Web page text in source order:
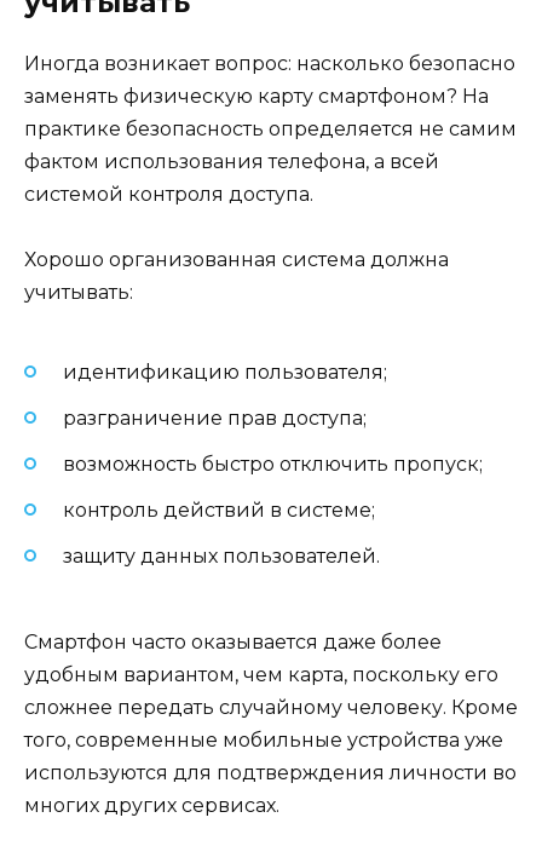
Иногда возникает вопрос: насколько безопасно
заменять физическую карту смартфоном? На
практике безопасность определяется не самим
фактом использования телефона, а всей
системой контроля доступа.
Хорошо организованная система должна
учитывать:
идентификацию пользователя;
разграничение прав доступа;
возможность быстро отключить пропуск;
контроль действий в системе;
защиту данных пользователей.
Смартфон часто оказывается даже более
удобным вариантом, чем карта, поскольку его
сложнее передать случайному человеку. Кроме
того, современные мобильные устройства уже
используются для подтверждения личности во
многих других сервисах.